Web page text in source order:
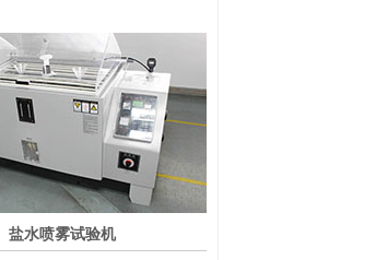
盐水喷雾试验机